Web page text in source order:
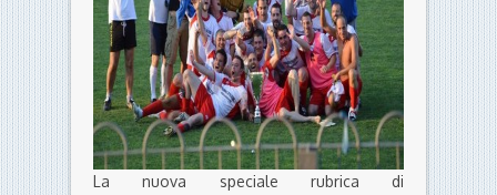
La nuova speciale rubrica di